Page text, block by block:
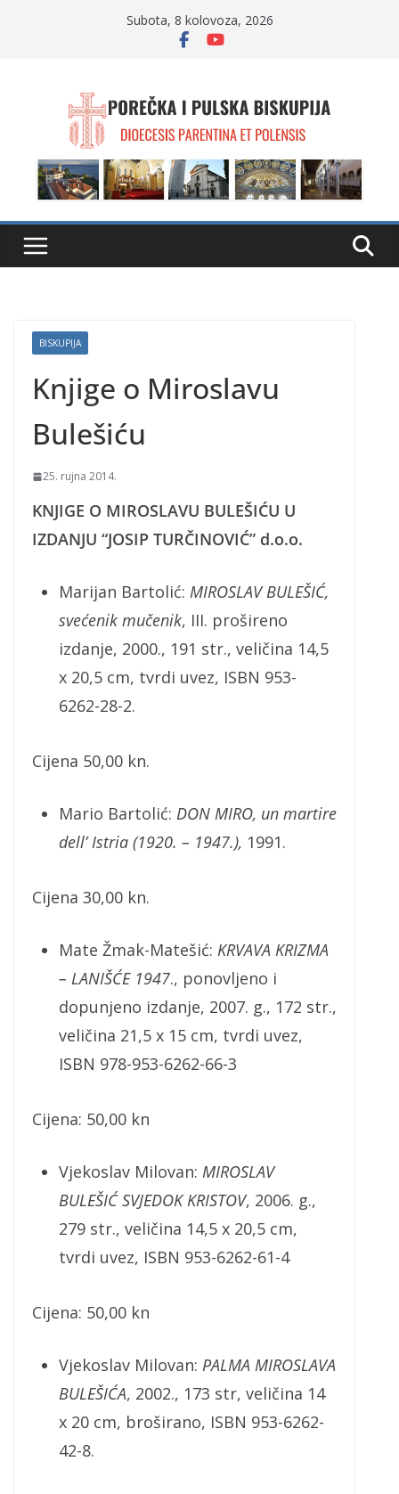
Subota, 8 kolovoza, 2026
BISKUPIJA
Knjige o Miroslavu
Bulešiću
25. rujna 2014.
KNJIGE O MIROSLAVU BULEŠIĆU U
IZDANJU “JOSIP TURČINOVIĆ” d.o.o.
Marijan Bartolić: MIROSLAV BULEŠIĆ,
svećenik mučenik, III. prošireno
izdanje, 2000., 191 str., veličina 14,5
x 20,5 cm, tvrdi uvez, ISBN 953-
6262-28-2.
Cijena 50,00 kn.
Mario Bartolić: DON MIRO, un martire
dell’ Istria (1920. – 1947.), 1991.
Cijena 30,00 kn.
Mate Žmak-Matešić: KRVAVA KRIZMA
– LANIŠĆE 1947., ponovljeno i
dopunjeno izdanje, 2007. g., 172 str.,
veličina 21,5 x 15 cm, tvrdi uvez,
ISBN 978-953-6262-66-3
Cijena: 50,00 kn
Vjekoslav Milovan: MIROSLAV
BULEŠIĆ SVJEDOK KRISTOV, 2006. g.,
279 str., veličina 14,5 x 20,5 cm,
tvrdi uvez, ISBN 953-6262-61-4
Cijena: 50,00 kn
Vjekoslav Milovan: PALMA MIROSLAVA
BULEŠIĆA, 2002., 173 str, veličina 14
x 20 cm, broširano, ISBN 953-6262-
42-8.